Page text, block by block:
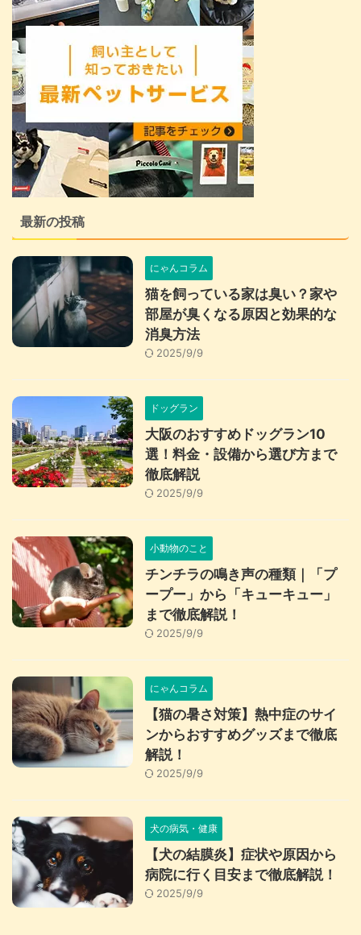
最新の投稿
にゃんコラム
猫を飼っている家は臭い？家や
部屋が臭くなる原因と効果的な
消臭方法
2025/9/9
ドッグラン
大阪のおすすめドッグラン10
選！料金・設備から選び方まで
徹底解説
2025/9/9
小動物のこと
チンチラの鳴き声の種類｜「プ
ープー」から「キューキュー」
まで徹底解説！
2025/9/9
にゃんコラム
【猫の暑さ対策】熱中症のサイ
ンからおすすめグッズまで徹底
解説！
2025/9/9
犬の病気・健康
【犬の結膜炎】症状や原因から
病院に行く目安まで徹底解説！
2025/9/9